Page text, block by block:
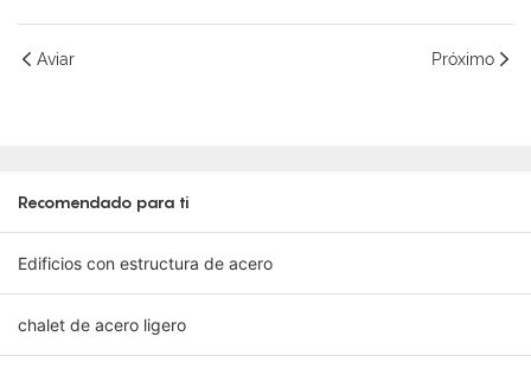
Aviar Próximo
Recomendado para ti
Edificios con estructura de acero
chalet de acero ligero